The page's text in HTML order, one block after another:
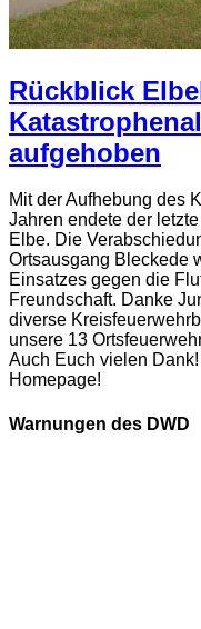
Rückblick
aufgehoben
Mit der Aufhebung des
Jahren endete der
Elbe. Die
Ortsausgang Bleckede
Einsatzes gegen die
Freundschaft. Danke
diverse
unsere 13
Auch Euch vielen
Homepage!
Warnungen des DWD